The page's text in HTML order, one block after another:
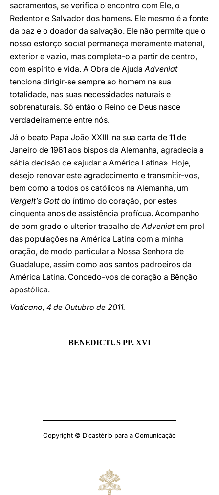
sacramentos, se verifica o encontro com Ele, o
Redentor e Salvador dos homens. Ele mesmo é a fonte
da paz e o doador da salvação. Ele não permite que o
nosso esforço social permaneça meramente material,
exterior e vazio, mas completa-o a partir de dentro,
com espírito e vida. A Obra de AjudaAdveniat
tenciona dirigir-se sempre ao homem na sua
totalidade, nas suas necessidades naturais e
sobrenaturais. Só então o Reino de Deus nasce
verdadeiramente entre nós.
Já o beato Papa João XXIII, na sua carta de 11 de
Janeiro de 1961 aos bispos da Alemanha, agradecia a
sábia decisão de «ajudar a América Latina». Hoje,
desejo renovar este agradecimento e transmitir-vos,
bem como a todos os católicos na Alemanha, um
Vergelt’s Gottdo íntimo do coração, por estes
cinquenta anos de assistência profícua. Acompanho
de bom grado o ulterior trabalho deAdveniatem prol
das populações na América Latina com a minha
oração, de modo particular a Nossa Senhora de
Guadalupe, assim como aos santos padroeiros da
América Latina. Concedo-vos de coração a Bênção
apostólica.
Vaticano, 4 de Outubro de 2011.
BENEDICTUS PP. XVI
Copyright © Dicastério para a Comunicação